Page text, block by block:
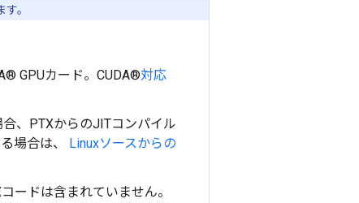
。
GPUカード。CUDA®対応
、PTXからのJITコンパイル
場合は、 Linuxソースからの
ードは含まれていません。